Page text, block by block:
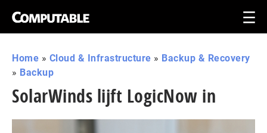
Home » Cloud & Infrastructure » Backup & Recovery
» Backup
SolarWinds lijft LogicNow in